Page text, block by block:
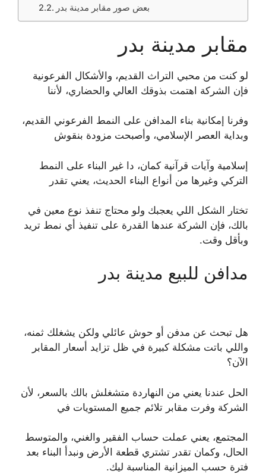
بعض صور مقابر مدينة بدر
مقابر مدينة بدر
لو كنت من محبي التراث القديم، والأشكال الفرعونية
فإن الشركة اهتمت بذوقك العالي والحضاري، لأننا
وفرنا إمكانية بناء المدافن على النمط الفرعوني القديم،
وبداية العصر الإسلامي، وأصبحت مزودة بنقوش
إسلامية وآيات قرآنية كمان، دا غير البناء على النمط
التركي وغيرها من أنواع البناء الحديث، يعني تقدر
تختار الشكل اللي يعجبك ولو محتاج تنفذ نوع معين في
بالك، فإن الشركة عندها القدرة على تنفيذ أي نمط تريد
وبأقل وقت.
مدافن للبيع مدينة بدر
هل تبحث عن مدفن أو حوش عائلي ولكن يشغلك ثمنه،
واللي باتت مشكلة كبيرة في ظل تزايد أسعار المقابر
الآن؟
الحل عندنا يعني من النهاردة متشغلش بالك بالسعر، لأن
الشركة وفرت مقابر تلائم جميع المستويات في
المجتمع، يعني عملت حساب الفقير والغني، والمتوسط
الحال، وكمان تقدر تشتري قطعة الأرض ونبدأ البناء بعد
فترة حسب الميزانية المناسبة ليك.